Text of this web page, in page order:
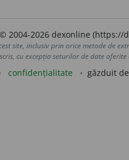
2004-2026 dexonline (https://
site, inclusiv prin orice metode de
cu excepția seturilor de date
confidențialitate găzduit de